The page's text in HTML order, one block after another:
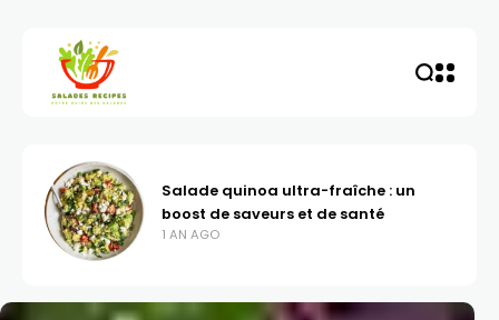
Comment préparer une merveilleuse
salade de pois chiche
1 AN AGO